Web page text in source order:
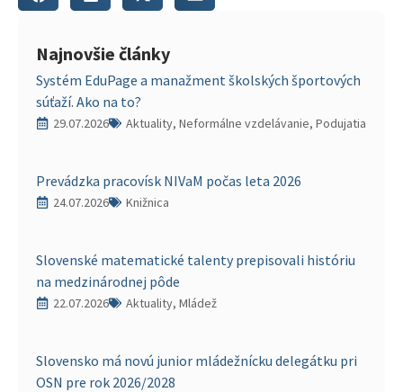
Najnovšie články
Systém EduPage a manažment školských športových
súťaží. Ako na to?
29.07.2026 Aktuality, Neformálne vzdelávanie, Podujatia
Prevádzka pracovísk NIVaM počas leta 2026
24.07.2026 Knižnica
Slovenské matematické talenty prepisovali históriu
na medzinárodnej pôde
22.07.2026 Aktuality, Mládež
Slovensko má novú junior mládežnícku delegátku pri
OSN pre rok 2026/2028